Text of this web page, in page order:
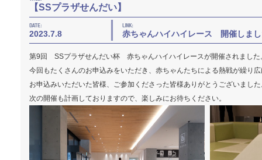
【SSプラザせんだい】
2023.7.8 赤ちゃんハイハイレース 開催しま
第9回 SSプラザせんだい杯 赤ちゃんハイハイレースが開催されました
今回もたくさんのお申込みをいただき、赤ちゃんたちによる熱戦が繰り
お申込みいただいた皆様、ご参加くださった皆様ありがとうございまし
次の開催も計画しておりますので、楽しみにお待ちください。